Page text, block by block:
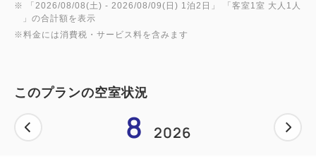
※ 「 2026/08/08(土) - 2026/08/09(日) 1泊2日 」 「 客室1室 大人1人
」の合計額を表示
※料金には消費税・サービス料を含みます
このプランの空室状況
8 2026